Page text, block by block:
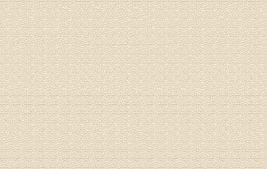
姓名：
病情描
专家回
物灌注
由于你
姓名：
病情描
专家回
由于来